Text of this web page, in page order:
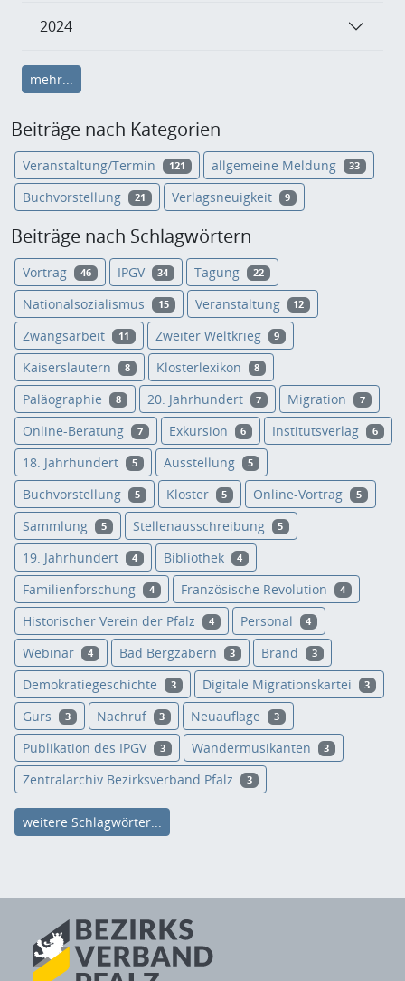
2024
mehr...
Beiträge nach Kategorien
Veranstaltung/Termin 121 allgemeine Meldung 33
Buchvorstellung 21 Verlagsneuigkeit 9
Beiträge nach Schlagwörtern
Vortrag 46 IPGV 34 Tagung 22
Nationalsozialismus 15 Veranstaltung 12
Zwangsarbeit 11 Zweiter Weltkrieg 9
Kaiserslautern 8 Klosterlexikon 8
Paläographie 8 20. Jahrhundert 7 Migration 7
Online-Beratung 7 Exkursion 6 Institutsverlag 6
18. Jahrhundert 5 Ausstellung 5
Buchvorstellung 5 Kloster 5 Online-Vortrag 5
Sammlung 5 Stellenausschreibung 5
19. Jahrhundert 4 Bibliothek 4
Familienforschung 4 Französische Revolution 4
Historischer Verein der Pfalz 4 Personal 4
Webinar 4 Bad Bergzabern 3 Brand 3
Demokratiegeschichte 3 Digitale Migrationskartei 3
Gurs 3 Nachruf 3 Neuauflage 3
Publikation des IPGV 3 Wandermusikanten 3
Zentralarchiv Bezirksverband Pfalz 3
weitere Schlagwörter...